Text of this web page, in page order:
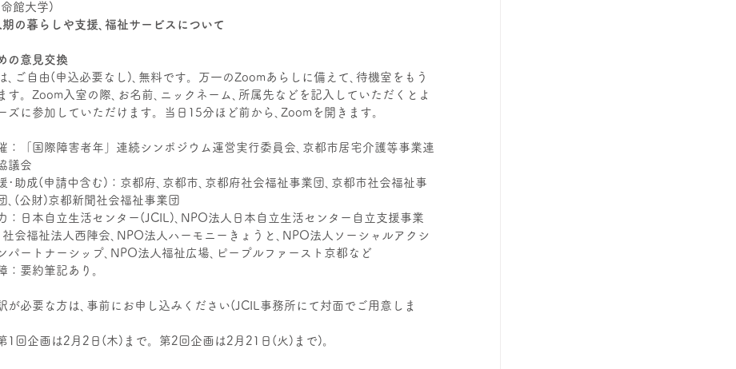
館大学)
の暮らしや支援､福祉サービスについて
の意見交換
､ご自由(申込必要なし)､無料です。万一のZoomあらしに備えて､待機室をもう
す。Zoom入室の際､お名前､ニックネーム､所属先などを記入していただくとよ
ズに参加していただけます。当日15分ほど前から､Zoomを開きます。
：「国際障害者年」連続シンポジウム運営実行委員会､京都市居宅介護等事業連
議会
･助成(申請中含む)：京都府､京都市､京都府社会福祉事業団､京都市社会福祉事
､(公財)京都新聞社会福祉事業団
：日本自立生活センター(JCIL)､NPO法人日本自立生活センター自立支援事業
社会福祉法人西陣会､NPO法人ハーモニーきょうと､NPO法人ソーシャルアクシ
パートナーシップ､NPO法人福祉広場､ピープルファースト京都など
：要約筆記あり。
が必要な方は､事前にお申し込みください(JCIL事務所にて対面でご用意しま
1回企画は2月2日(木)まで。第2回企画は2月21日(火)まで)。